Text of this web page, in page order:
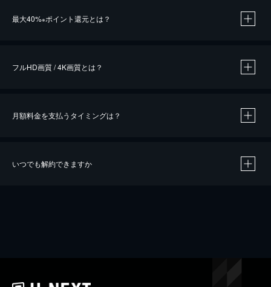
最大40%※ポイント還元とは？
※40％ポイント還元の対象は、クレジットカード決済による作品の購入 / レンタルです。
iOSアプリのUコイン決済による作品の購入 / レンタルは、20％のポイント還元です。
フルHD画質 / 4K画質とは？
月額料金を支払うタイミングは？
いつでも解約できますか